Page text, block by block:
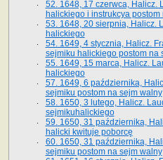
52. 1648, 17 czerwca, Halicz.
halickiego i instrukcya
53. 1648, 20 sierpnia, Halicz.
halickiego
54. 1649, 4 stycznia, Halicz.
sejmiku halickiego postom na
55. 1649, 15 marca, Halicz.
halickiego
57. 1649, 6 października,
sejmiku postom na sejm walny
58. 1650, 3 lutego, Halicz.
sejmikuhalickiego
59. 1650, 31 października,
halicki kwituje poborcę
60. 1650, 31 października,
sejmiku postom na sejm walny